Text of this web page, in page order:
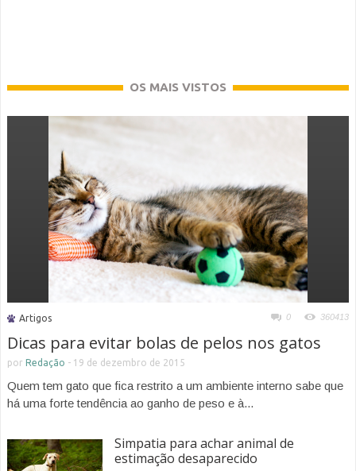
OS MAIS VISTOS
Artigos 0 360413
Dicas para evitar bolas de pelos nos gatos
por Redação - 19 de dezembro de 2015
Quem tem gato que fica restrito a um ambiente interno sabe que
há uma forte tendência ao ganho de peso e à...
Simpatia para achar animal de
estimação desaparecido